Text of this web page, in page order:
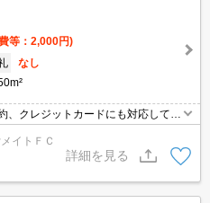
等：2,000円)
なし
、クレジットカードにも対応してお
のでお気軽にお問い合わせ下さい！
イトＦＣ
詳細を見る